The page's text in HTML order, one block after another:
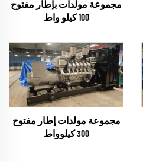
مجموعة مولدات بإطار مفتوح
100 كيلو واط
مجموعة مولدات إطار مفتوح
300 كيلوواط